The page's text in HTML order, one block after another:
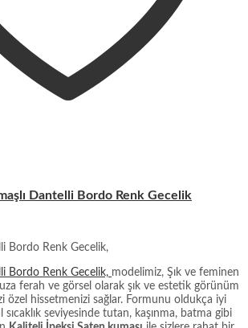
Dantelli Bordo Renk Gecelik
Bordo Renk Gecelik,
Bordo Renk Gecelik, modelimiz, Şık ve feminen
ferah ve görsel olarak şık ve estetik görünüm
özel hissetmenizi sağlar. Formunu oldukça iyi
seviyesinde tutan, kaşınma, batma gibi